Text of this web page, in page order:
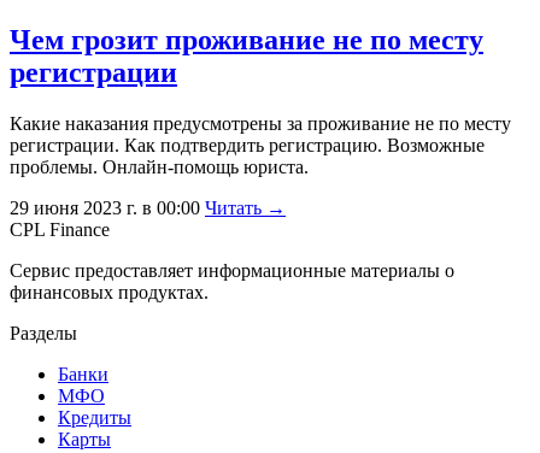
Чем грозит проживание не по месту
регистрации
Какие наказания предусмотрены за проживание не по месту
регистрации. Как подтвердить регистрацию. Возможные
проблемы. Онлайн-помощь юриста.
29 июня 2023 г. в 00:00 Читать →
CPL Finance
Сервис предоставляет информационные материалы о
финансовых продуктах.
Разделы
Банки
МФО
Кредиты
Карты